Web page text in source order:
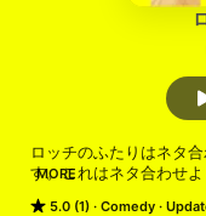
5.0 (1) Comedy
ロッチのふたりはネタ
す。これはネタ合わせ
MORE